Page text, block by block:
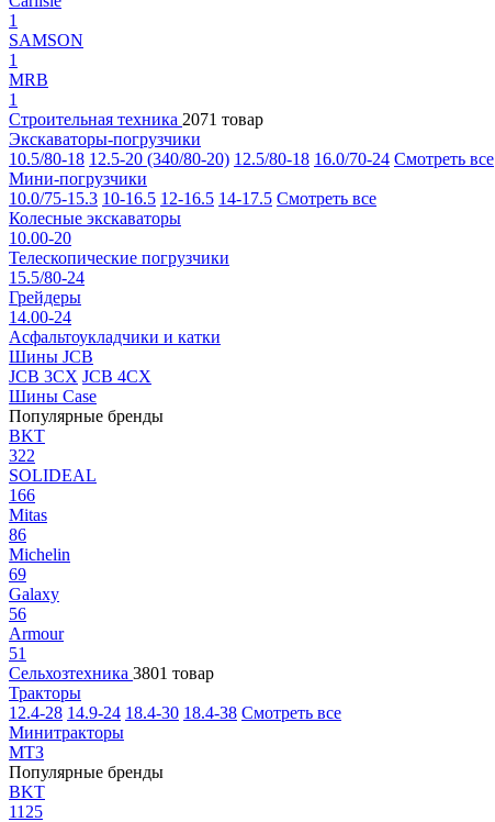
1
SAMSON
1
MRB
1
Строительная техника 2071 товар
Экскаваторы-погрузчики
10.5/80-18 12.5-20 (340/80-20) 12.5/80-18 16.0/70-24 Смотреть все
Мини-погрузчики
10.0/75-15.3 10-16.5 12-16.5 14-17.5 Смотреть все
Колесные экскаваторы
10.00-20
Телескопические погрузчики
15.5/80-24
Грейдеры
14.00-24
Асфальтоукладчики и катки
Шины JCB
JCB 3CX JCB 4CX
Шины Case
Популярные бренды
BKT
322
SOLIDEAL
166
Mitas
86
Michelin
69
Galaxy
56
Armour
51
Сельхозтехника 3801 товар
Тракторы
12.4-28 14.9-24 18.4-30 18.4-38 Смотреть все
Минитракторы
МТЗ
Популярные бренды
BKT
1125